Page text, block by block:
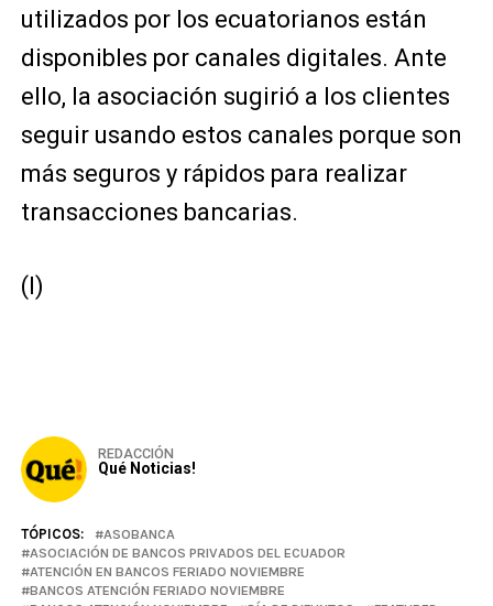
utilizados por los ecuatorianos están
disponibles por canales digitales. Ante
ello, la asociación sugirió a los clientes
seguir usando estos canales porque son
más seguros y rápidos para realizar
transacciones bancarias.
(I)
REDACCIÓN
Qué Noticias!
TÓPICOS:
ASOBANCA
ASOCIACIÓN DE BANCOS PRIVADOS DEL ECUADOR
ATENCIÓN EN BANCOS FERIADO NOVIEMBRE
BANCOS ATENCIÓN FERIADO NOVIEMBRE